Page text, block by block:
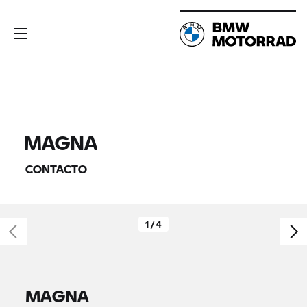
MAGNA
CONTACTO
1 / 4
MAGNA